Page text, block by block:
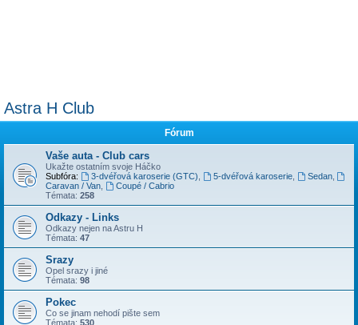
Astra H Club
Fórum
Vaše auta - Club cars
Ukažte ostatním svoje Háčko
Subfóra:
3-dvéřová karoserie (GTC) 5-dvéřová karoserie, Sedan,
Caravan / Van
Coupé / Cabrio
Témata: 258
Odkazy - Links
Odkazy nejen na Astru H
Témata: 47
Srazy
Opel srazy i jiné
Témata: 98
Pokec
Co se jinam nehodí pište sem
Témata: 530